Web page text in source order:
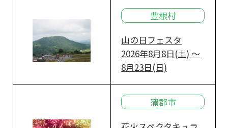
豊根村
山の日フェスタ
2026年8月8日(土) ～
8月23日(日)
蒲郡市